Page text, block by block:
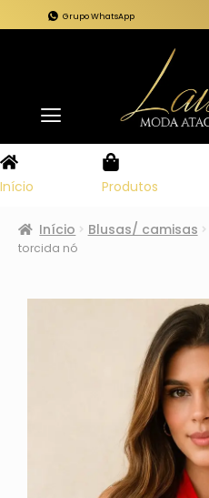
Grupo WhatsApp
Início Produtos
Início Blusas/ camisas
torcida nó